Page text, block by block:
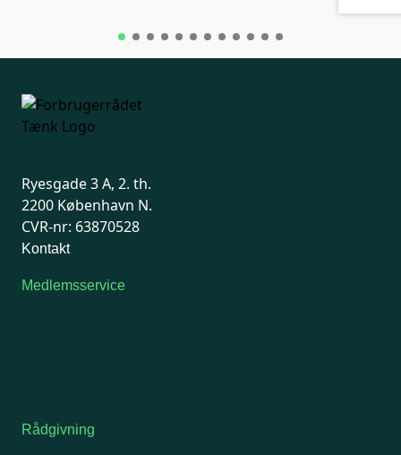
Ryesgade 3 A, 2. th.
2200 København N.
CVR-nr: 63870528
Kontakt
Medlemsservice
Rådgivning